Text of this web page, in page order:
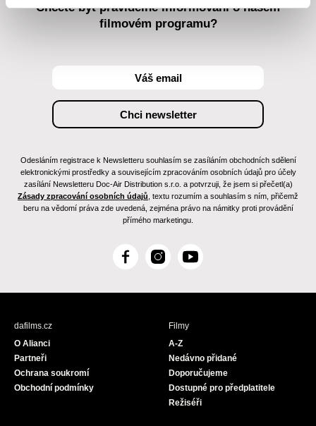
Chcete být pravidelně informováni o našem
filmovém programu?
Odesláním registrace k Newsletteru souhlasím se zasíláním obchodních sdělení
elektronickými prostředky a souvisejícím zpracováním osobních údajů pro účely
zasílání Newsletteru Doc-Air Distribution s.r.o. a potvrzuji, že jsem si přečetl(a)
Zásady zpracování osobních údajů , textu rozumím a souhlasím s ním, přičemž
beru na vědomí práva zde uvedená, zejména právo na námitky proti provádění
přímého marketingu.
F
c
I
s
Y
u
dafilms.cz
O Alianci
Partneři
Ochrana soukromí
Obchodní podmínky
Filmy
A-Z
Nedávno přidané
Doporučujeme
Dostupné pro předplatitele
Režiséři